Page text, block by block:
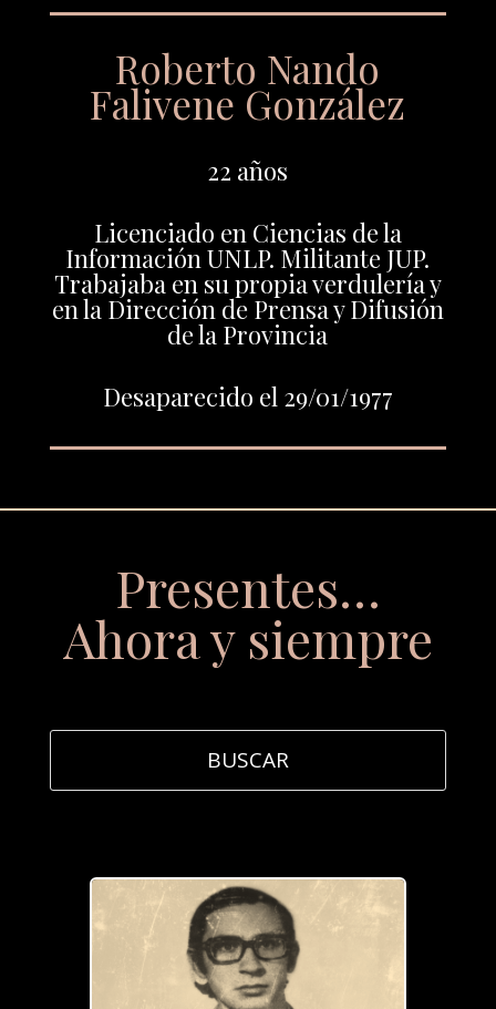
Roberto Nando
Falivene González
22 años
Licenciado en Ciencias de la
Información UNLP. Militante JUP.
Trabajaba en su propia verdulería y
en la Dirección de Prensa y Difusión
de la Provincia
Desaparecido el 29/01/1977
Presentes…
Ahora y siempre